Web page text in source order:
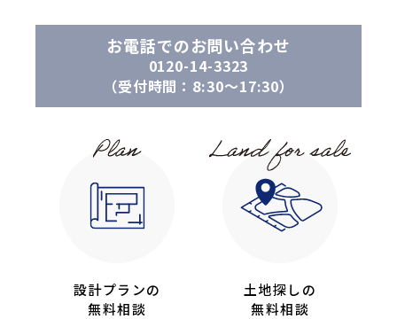
お電話でのお問い合わせ
0120-14-3323
（受付時間：8:30〜17:30）
設計プランの
無料相談
土地探しの
無料相談